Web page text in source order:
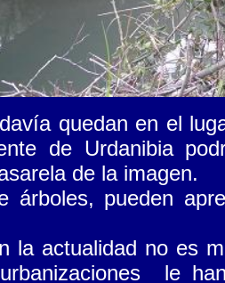
quedan en el
de Urdanibia
de la imagen.
árboles, pueden
la actualidad no es
le